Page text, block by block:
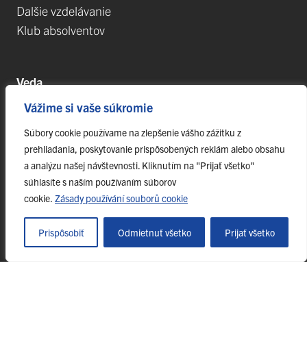
Vážime si vaše súkromie
Súbory cookie používame na zlepšenie vášho zážitku z
prehliadania, poskytovanie prispôsobených reklám alebo obsahu
a analýzu našej návštevnosti. Kliknutím na "Prijať všetko"
súhlasíte s naším používaním súborov
cookie. Zásady používání souborů cookie
Prispôsobiť Odmietnuť všetko Prijať všetko
Dalšie vzdelávanie
Klub absolventov
Veda
Postdoktorandské pozíce
Projekty
Špičkové tímy
TIP-UPJŠ
Vedecké parky
Evidencia publikačnej činnosti
Habilitačné a vymenúvacie konania